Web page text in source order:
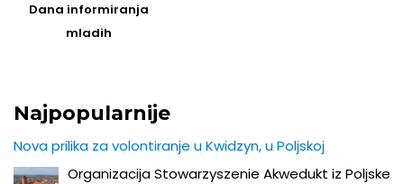
Dana informiranja
mladih
Najpopularnije
Nova prilika za volontiranje u Kwidzyn, u Poljskoj
Organizacija Stowarzyszenie Akwedukt iz Poljske